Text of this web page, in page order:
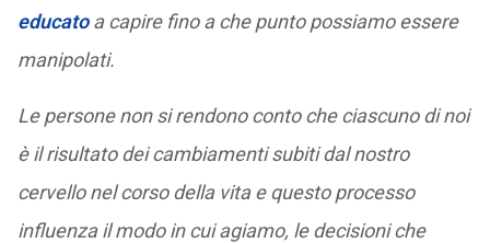
educatoa capire fino a che punto possiamo essere
manipolati.
Le persone non si rendono conto che ciascuno di noi
è il risultato dei cambiamenti subiti dal nostro
cervello nel corso della vita e questo processo
influenza il modo in cui agiamo, le decisioni che